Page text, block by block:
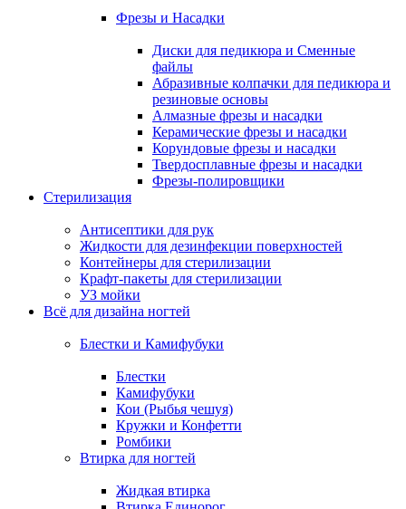
Фрезы и Насадки
Диски для педикюра и Сменные
файлы
Абразивные колпачки для педикюра и
резиновые основы
Алмазные фрезы и насадки
Керамические фрезы и насадки
Корундовые фрезы и насадки
Твердосплавные фрезы и насадки
Фрезы-полировщики
Стерилизация
Антисептики для рук
Жидкости для дезинфекции поверхностей
Контейнеры для стерилизации
Крафт-пакеты для стерилизации
УЗ мойки
Всё для дизайна ногтей
Блестки и Камифубуки
Блестки
Камифубуки
Кои (Рыбья чешуя)
Кружки и Конфетти
Ромбики
Втирка для ногтей
Жидкая втирка